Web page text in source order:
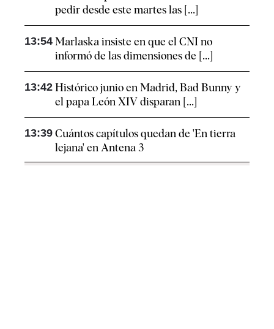
pedir desde este martes las [...]
13:54 Marlaska insiste en que el CNI no
informó de las dimensiones de [...]
13:42 Histórico junio en Madrid, Bad Bunny y
el papa León XIV disparan [...]
13:39 Cuántos capítulos quedan de 'En tierra
lejana' en Antena 3